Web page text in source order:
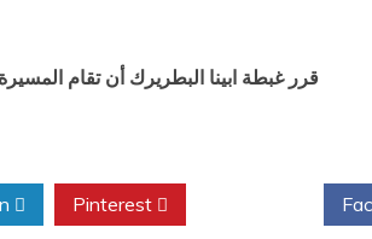
قرر غبطة ابينا البطريرك أن تقام المسيرة سنوياً